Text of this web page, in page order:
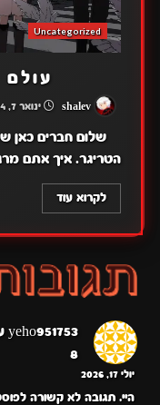
Uncategorized
עולם
shalev ינואר 7, 2024
שלום חברים כאן
הטריגר. איך אתם
לקרוא עוד
yeho951753
8
יולי 17, 2026
היי. תגובה לא קשורה